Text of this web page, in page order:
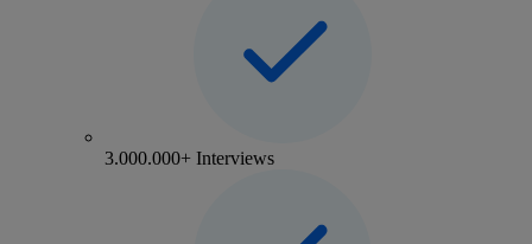
3.000.000+ Interviews